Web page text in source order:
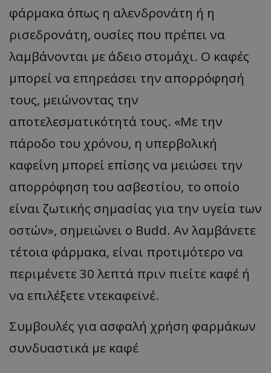
φάρμακα όπως η αλενδρονάτη ή η
ρισεδρονάτη, ουσίες που πρέπει να
λαμβάνονται με άδειο στομάχι. Ο καφές
μπορεί να επηρεάσει την απορρόφησή
τους, μειώνοντας την
αποτελεσματικότητά τους. «Με την
πάροδο του χρόνου, η υπερβολική
καφεΐνη μπορεί επίσης να μειώσει την
απορρόφηση του ασβεστίου, το οποίο
είναι ζωτικής σημασίας για την υγεία των
οστών», σημειώνει ο Budd. Αν λαμβάνετε
τέτοια φάρμακα, είναι προτιμότερο να
περιμένετε 30 λεπτά πριν πιείτε καφέ ή
να επιλέξετε ντεκαφεϊνέ.
Συμβουλές για ασφαλή χρήση φαρμάκων
συνδυαστικά με καφέ